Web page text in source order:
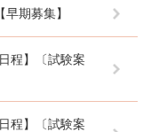
期募集】
程】〔試験案
程】〔試験案